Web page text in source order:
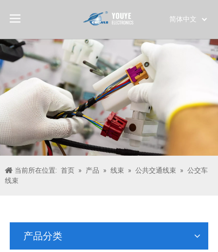
简体中文
Português
Deutsch
Türk dili
当前所在位置: 首页 » 产品 » 线束 » 公共交通线束 » 公交车
线束
产品分类